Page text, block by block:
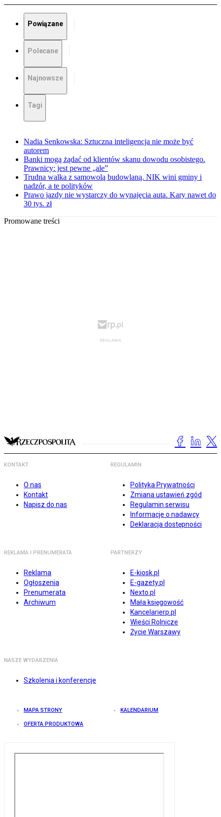
Powiązane
Polecane
Najnowsze
Tagi
Nadia Senkowska: Sztuczna inteligencja nie może być
autorem
Banki mogą żądać od klientów skanu dowodu osobistego.
Prawnicy: jest pewne „ale”
Trudna walka z samowolą budowlaną. NIK wini gminy i
nadzór, a te polityków
Prawo jazdy nie wystarczy do wynajęcia auta. Kary nawet do
30 tys. zł
Promowane treści
KONTAKT
O nas
Kontakt
Napisz do nas
REGULAMIN
Polityka Prywatności
Zmiana ustawień zgód
Regulamin serwisu
Informacje o nadawcy
Deklaracja dostępności
REKLAMA I PRENUMERATA
Reklama
Ogłoszenia
Prenumerata
Archiwum
PARTNERZY
E-kiosk.pl
E-gazety.pl
Nexto.pl
Mała księgowość
Kancelarierp.pl
Wieści Rolnicze
Życie Warszawy
NASZE WYDARZENIA
Szkolenia i konferencje
MAPA STRONY KALENDARIUM
OFERTA PRODUKTOWA